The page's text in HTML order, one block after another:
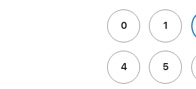
0 1
4 5